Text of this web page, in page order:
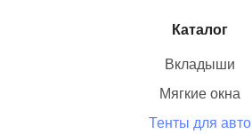
Каталог
Тенты для авто